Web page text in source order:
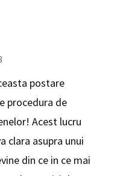
postare
procedura de
Acest lucru
clara asupra unui
din ce in ce mai